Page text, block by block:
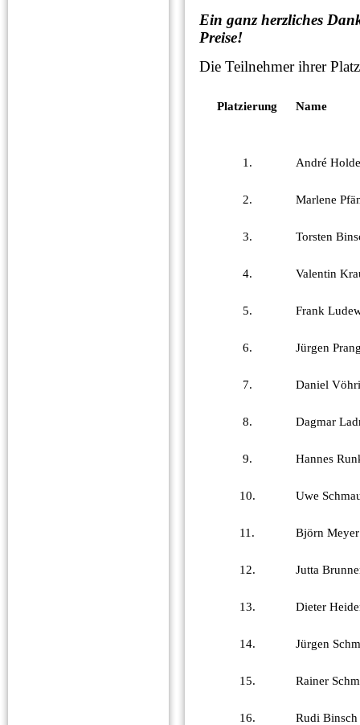
Ein ganz herzliches
Preise!
Die Teilnehmer ihrer
Platzierung Name
1. André
2. Marlene
3. Torsten
4. Valentin
5. Frank
6. Jürgen
7. Daniel
8. Dagmar
9. Hannes
10. Uwe
11. Björn Meyer
12. Jutta
13. Dieter
14. Jürgen
15. Rainer
16. Rudi Binsch